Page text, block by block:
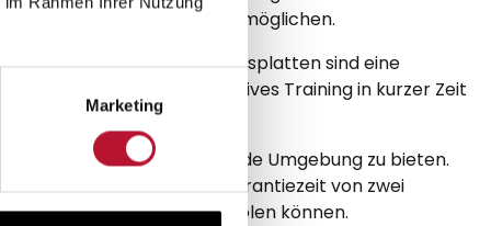
Marketing
verspannten Muskeln ermöglichen.
und MediPull an. Vibrationsplatten sind eine
ist, die ein effektives Training in kurzer Zeit
eine sichere und gesunde Umgebung zu bieten.
CASADA bietet eine Garantiezeit von zwei
ihren Produkten herausholen können.